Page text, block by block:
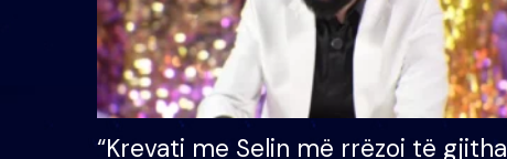
“Krevati me Selin më rrëzoi të gjitha